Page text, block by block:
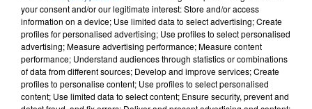
your consent and/or our legitimate interest: Store and/or access
information on a device; Use limited data to select advertising; Create
profiles for personalised advertising; Use profiles to select personalised
advertising; Measure advertising performance; Measure content
performance; Understand audiences through statistics or combinations
of data from different sources; Develop and improve services; Create
profiles to personalise content; Use profiles to select personalised
content; Use limited data to select content; Ensure security, prevent and